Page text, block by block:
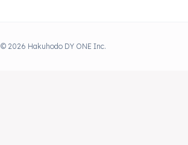
© 2026 Hakuhodo DY ONE Inc.